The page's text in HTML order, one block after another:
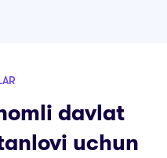
davlat
uchun